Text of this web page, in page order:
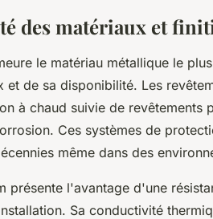
des matériaux et
le matériau métallique le
et de sa disponibilité. Les
à chaud suivie de
Ces systèmes de
même dans des
présente l'avantage d'une
Sa conductivité